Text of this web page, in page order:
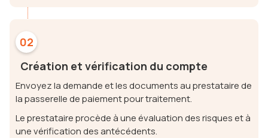
02
Création et vérification du compte
Envoyez la demande et les documents au prestataire de
la passerelle de paiement pour traitement.
Le prestataire procède à une évaluation des risques et à
une vérification des antécédents.